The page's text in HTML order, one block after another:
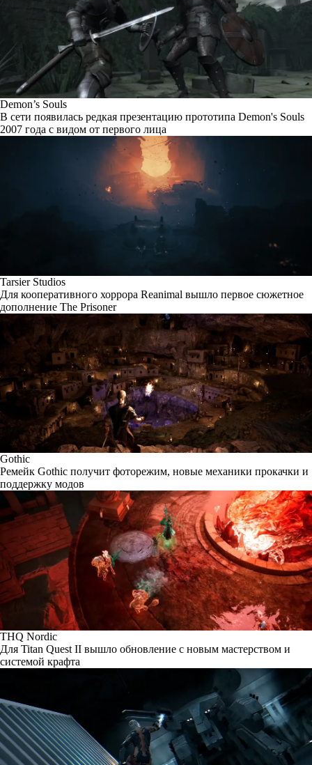
Demon’s Souls
В сети появилась редкая презентацию прототипа Demon's Souls
2007 года с видом от первого лица
Tarsier Studios
Для кооперативного хоррора Reanimal вышло первое сюжетное
дополнение The Prisoner
Gothic
Ремейк Gothic получит фоторежим, новые механики прокачки и
поддержку модов
THQ Nordic
Для Titan Quest II вышло обновление с новым мастерством и
системой крафта